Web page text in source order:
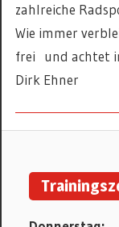
zahlreiche
Wie immer
frei und achtet
Dirk Ehner